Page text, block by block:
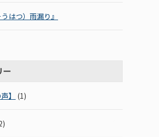
うはつ）雨漏り』
ー
】 (1)